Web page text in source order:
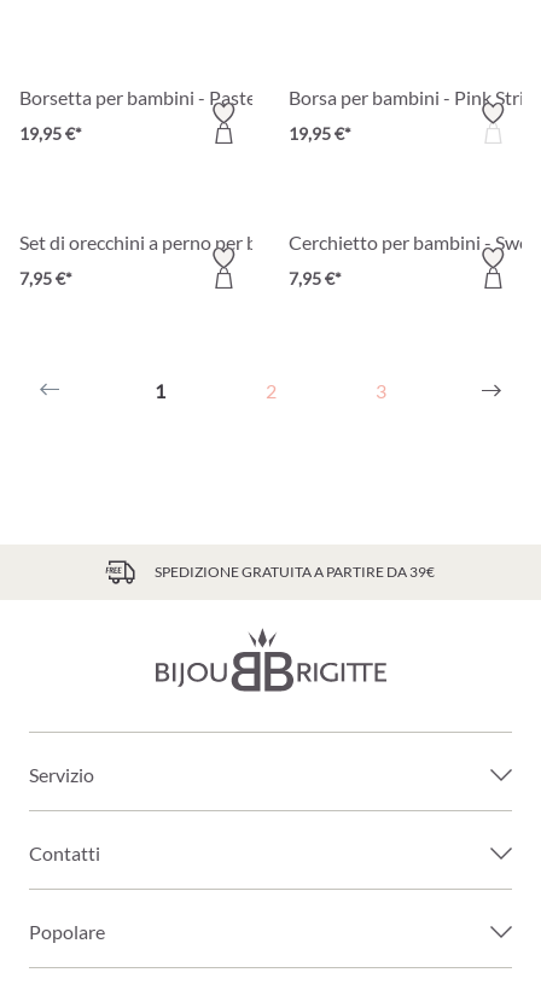
Borsetta per bambini - Pastel Rainbow
19,95 €*
Borsa per bambini - Pink
19,95 €*
Set di orecchini a perno per bambini - Pink Spring
7,95 €*
Cerchietto per bambini -
7,95 €*
1 2 3
SPEDIZIONE GRATUITA A PARTIRE DA 39€
Servizio
Contatti
Popolare